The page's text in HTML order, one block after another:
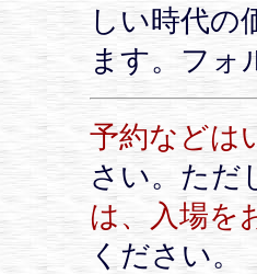
しい時代の
ます。フォ
予約などは
さい。ただ
は、入場を
ください。